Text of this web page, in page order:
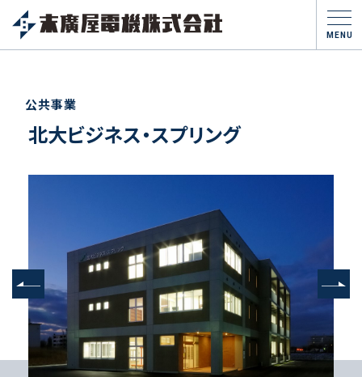
MENU
公共事業
北大ビジネス・スプリング